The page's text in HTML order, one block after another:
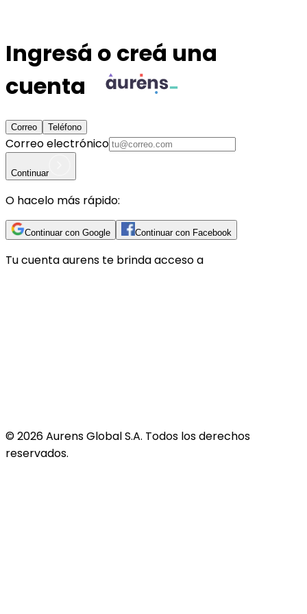
Ingresá o creá una
cuenta
Correo Teléfono
Correo electrónico
Continuar
O hacelo más rápido:
Continuar con Google Continuar con Facebook
Tu cuentaaurens te brinda acceso a
©2026Aurens Global S.A. Todos los derechos
reservados.